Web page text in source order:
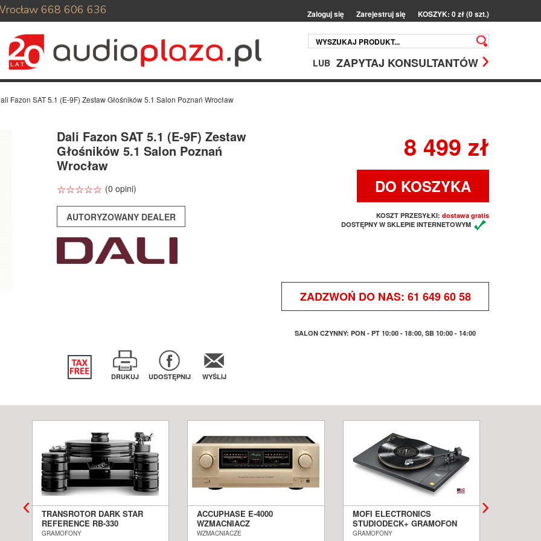
668 606 636 Zaloguj się Zarejestruj się KOSZYK: 0 zł (0 szt.)
LUB ZAPYTAJ KONSULTANTÓW
Fazon SAT 5.1 (E-9F) Zestaw Głośników 5.1 Salon Poznań Wrocław
Dali Fazon SAT 5.1 (E-9F) Zestaw
Głośników 5.1 Salon Poznań
Wrocław
☆☆☆☆☆
★★★★★ (0 opini)
AUTORYZOWANY DEALER
8 499 zł
DO KOSZYKA
KOSZT PRZESYŁKI: dostawa gratis
DOSTĘPNY W SKLEPIE INTERNETOWYM
ZADZWOŃ DO NAS: 61 649 60 58
SALON CZYNNY: PON - PT 10:00 - 18:00, SB 10:00 - 14:00
DRUKUJ UDOSTĘPNIJ WYŚLIJ
TRANSROTOR DARK STAR
REFERENCE RB-330
GRAMOFON ANALOGOWY
GRAMOFONY
ACCUPHASE E-4000
WZMACNIACZ
ZINTEGROWANY SALON
WZMACNIACZE
MOFI ELECTRONICS
STUDIODECK+ GRAMOFON
SALON POZNAŃ WROCŁAW
GRAMOFONY